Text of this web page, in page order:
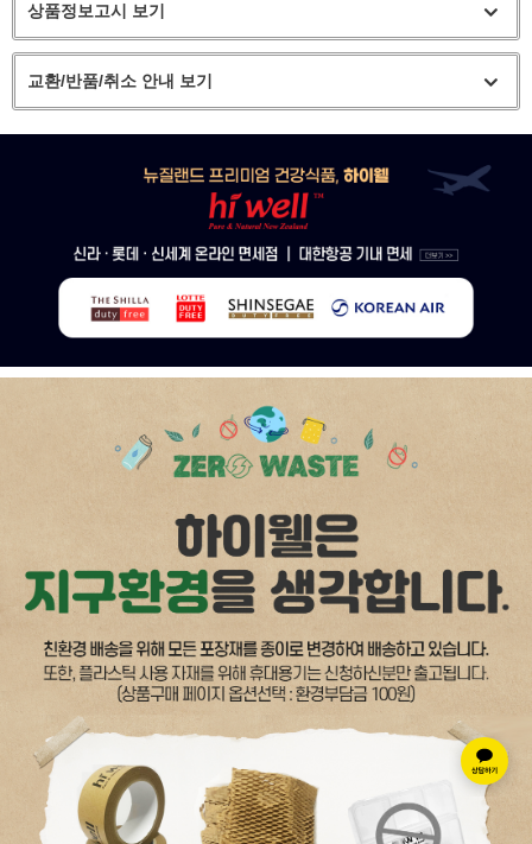
상품정보고시 보기
교환/반품/취소 안내 보기